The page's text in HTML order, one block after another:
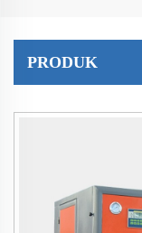
PRODUK